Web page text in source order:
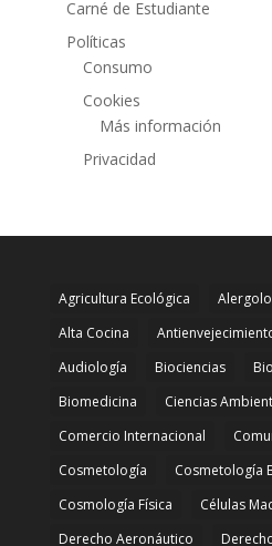
Carné de Estudiante
Políticas
Consumo
Cookies
Más información
Privacidad
Agricultura Ecológica
Alta Cocina
Audiología
Biociencias
Biomedicina
Ciencias
Comercio Internacional
Cosmetología
Cosmetología
Cosmología Física
Células
Derecho Aeronáutico